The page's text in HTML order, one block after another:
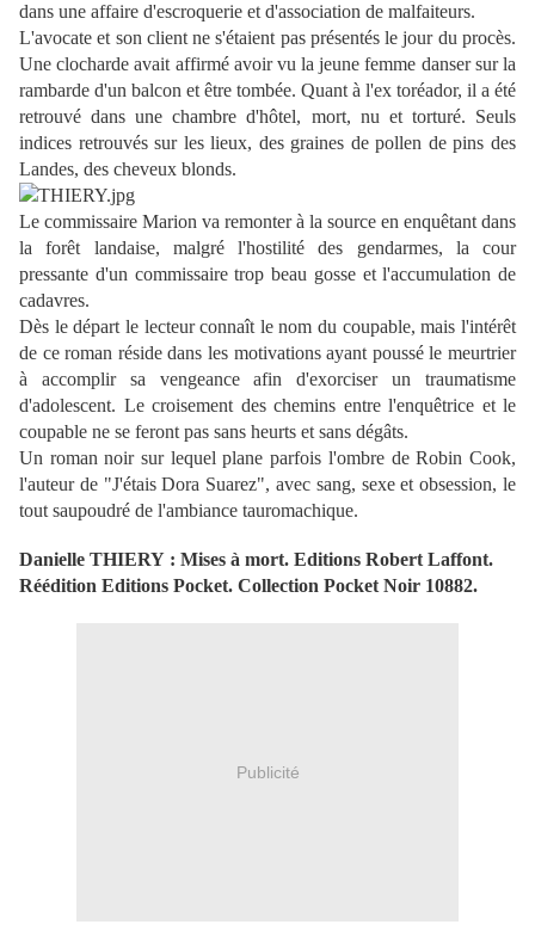
dans une affaire d'escroquerie et d'association de malfaiteurs.
L'avocate et son client ne s'étaient pas présentés le jour du procès.
Une clocharde avait affirmé avoir vu la jeune femme danser sur la
rambarde d'un balcon et être tombée. Quant à l'ex toréador, il a été
retrouvé dans une chambre d'hôtel, mort, nu et torturé. Seuls
indices retrouvés sur les lieux, des graines de pollen de pins des
Landes, des cheveux blonds.
Le commissaire Marion va remonter à la source en enquêtant dans
la forêt landaise, malgré l'hostilité des gendarmes, la cour
pressante d'un commissaire trop beau gosse et l'accumulation de
cadavres.
Dès le départ le lecteur connaît le nom du coupable, mais l'intérêt
de ce roman réside dans les motivations ayant poussé le meurtrier
à accomplir sa vengeance afin d'exorciser un traumatisme
d'adolescent. Le croisement des chemins entre l'enquêtrice et le
coupable ne se feront pas sans heurts et sans dégâts.
Un roman noir sur lequel plane parfois l'ombre de Robin Cook,
l'auteur de "J'étais Dora Suarez", avec sang, sexe et obsession, le
tout saupoudré de l'ambiance tauromachique.
Danielle THIERY : Mises à mort. Editions Robert Laffont.
Réédition Editions Pocket. Collection Pocket Noir 10882.
Publicité